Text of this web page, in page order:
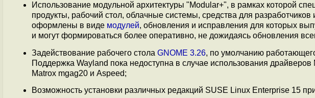
Использование модульной архитектуры "Modular+", в рамках которой
продукты, рабочий стол, облачные системы, средства для
оформлены в виде модулей, обновления и исправления для которых
и могут формироваться более оперативно, не дожидаясь обновления
Задействование рабочего стола GNOME 3.26, по умолчанию
Поддержка Wayland пока недоступна в случае использования
Matrox mgag20 и Aspeed;
Возможность установки различных редакций SUSE Linux Enterprise 15